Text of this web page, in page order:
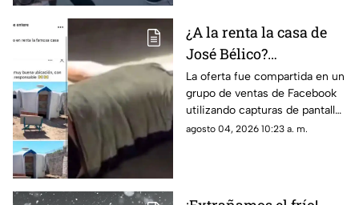
¿A la renta la casa de
José Bélico?
Publicación en redes
desata diversas
opiniones en Ciudad
Juárez
La oferta fue compartida en un
grupo de ventas de Facebook
utilizando capturas de pantalla
tomadas del canal Unique
agosto 04, 2026 10:23 a. m.